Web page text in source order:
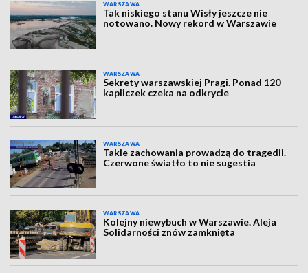
WARSZAWA
Tak niskiego stanu Wisły jeszcze nie
notowano. Nowy rekord w Warszawie
WARSZAWA
Sekrety warszawskiej Pragi. Ponad 120
kapliczek czeka na odkrycie
WARSZAWA
Takie zachowania prowadzą do tragedii.
Czerwone światło to nie sugestia
WARSZAWA
Kolejny niewybuch w Warszawie. Aleja
Solidarności znów zamknięta